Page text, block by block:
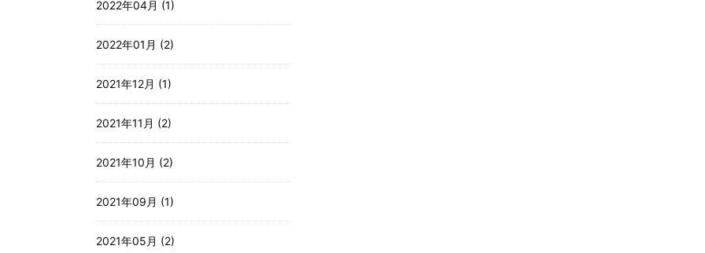
2022年04月 (1)
2022年01月 (2)
2021年12月 (1)
2021年11月 (2)
2021年10月 (2)
2021年09月 (1)
2021年05月 (2)